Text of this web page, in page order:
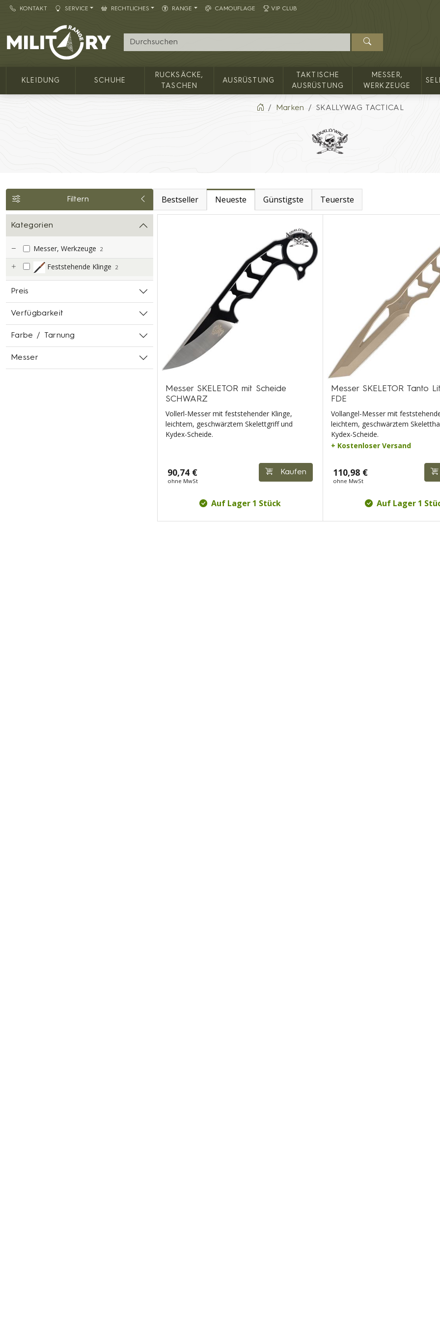
KONTAKT SERVICE RECHTLICHES RANGE CAMOUFLAGE VIP CLUB
Army shop MILITARY RANGE
KLEIDUNG SCHUHE
RUCKSÄCKE,
TASCHEN
AUSRÜSTUNG
TAKTISCHE
AUSRÜSTUNG
MESSER,
WERKZEUGE
Marken SKALLYWAG TACTICAL
Filtern Bestseller Neueste Günstigste Teuerste
Kategorien
Messer, Werkzeuge 2
Feststehende Klinge 2
Preis
Verfügbarkeit
Farbe / Tarnung
Messer
Messer SKELETOR mit Scheide
SCHWARZ
Vollerl-Messer mit feststehender Klinge,
leichtem, geschwärztem Skelettgriff und
Kydex-Scheide.
90,74 €
ohne MwSt
Kaufen
Auf Lager 1 Stück
Messer SKELETOR Tanto
FDE
Vollangel-Messer mit
leichtem, geschwärztem
Kydex-Scheide.
+ Kostenloser Versand
110,98 €
ohne MwSt
Auf Lager 1